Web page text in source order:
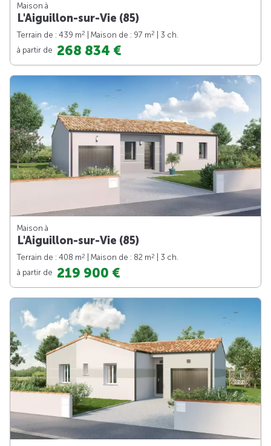
Maison à
L'Aiguillon-sur-Vie (85)
Terrain de : 439 m2 | Maison de : 97 m2
| 3 ch.
à partir de 268 834 €
Maison à
L'Aiguillon-sur-Vie (85)
Terrain de : 408 m2 | Maison de : 82 m2
| 3 ch.
à partir de 219 900 €